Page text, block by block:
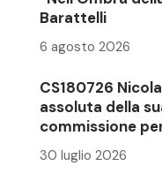
Barattelli
6 agosto 2026
CS180726
assoluta della
commissione
30 luglio 2026